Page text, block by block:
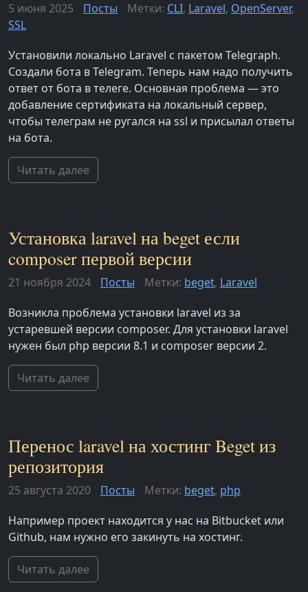
5 июня 2025 Посты Метки: CLI, Laravel, OpenServer,
SSL
Установили локально Laravel с пакетом Telegraph.
Создали бота в Telegram. Теперь нам надо получить
ответ от бота в телеге. Основная проблема — это
добавление сертификата на локальный сервер,
чтобы телеграм не ругался на ssl и присылал ответы
на бота.
Читать далее
Установка laravel на beget если
composer первой версии
21 ноября 2024 Посты Метки: beget, Laravel
Возникла проблема установки laravel из за
устаревшей версии composer. Для установки laravel
нужен был php версии 8.1 и composer версии 2.
Читать далее
Перенос laravel на хостинг Beget из
репозитория
25 августа 2020 Посты Метки: beget, php
Например проект находится у нас на Bitbucket или
Github, нам нужно его закинуть на хостинг.
Читать далее